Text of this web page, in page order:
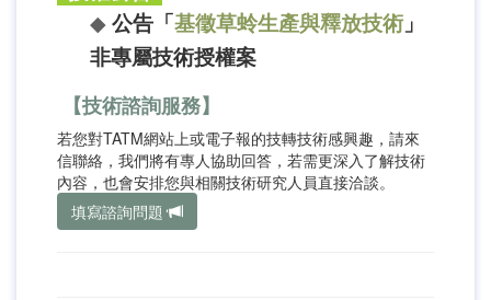
◆公告 「基徵草蛉生產與釋放技術」
非專屬技術授權案
【技術諮詢服務】
若您對TATM網站上或電子報的技轉技術感興趣，請來
信聯絡，我們將有專人協助回答，若需更深入了解技術
內容，也會安排您與相關技術研究人員直接洽談。
填寫諮詢問題